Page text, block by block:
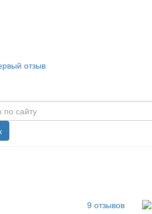
отзыв
9 отзывов